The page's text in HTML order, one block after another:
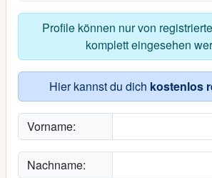
Profile können nur von
komplett eingesehen
Hier kannst du dich kostenlos
Vorname:
Nachname: